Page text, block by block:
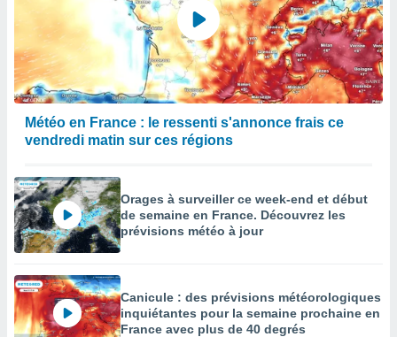
Météo en France : le ressenti s'annonce frais ce
vendredi matin sur ces régions
Orages à surveiller ce week-end et début
de semaine en France. Découvrez les
prévisions météo à jour
Canicule : des prévisions météorologiques
inquiétantes pour la semaine prochaine en
France avec plus de 40 degrés